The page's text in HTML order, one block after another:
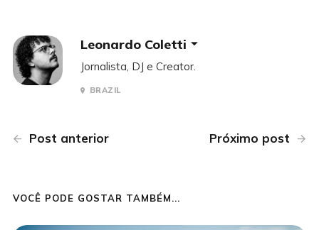
Leonardo Coletti
Jornalista, DJ e Creator.
BRAZIL
Post anterior Próximo post
VOCÊ PODE GOSTAR TAMBÉM...